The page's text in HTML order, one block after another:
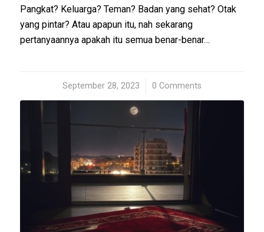
Pangkat? Keluarga? Teman? Badan yang sehat? Otak
yang pintar? Atau apapun itu, nah sekarang
pertanyaannya apakah itu semua benar-benar…
September 28, 2023
/ 0 Comments